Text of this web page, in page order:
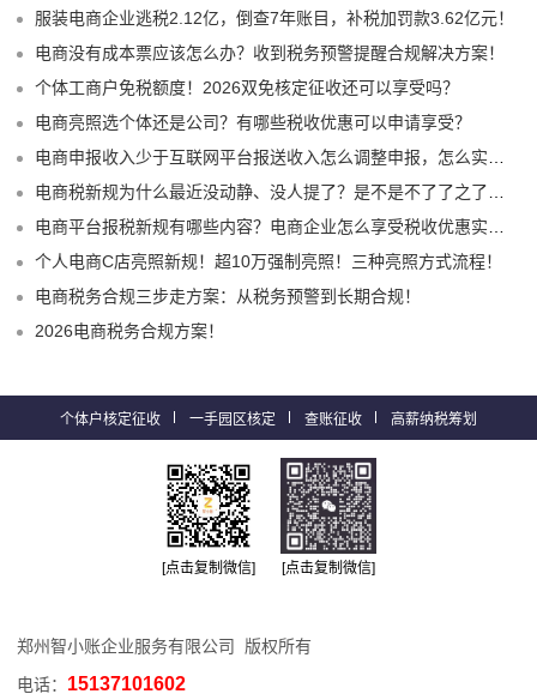
服装电商企业逃税2.12亿，倒查7年账目，补税加罚款3.62亿元！
电商没有成本票应该怎么办？收到税务预警提醒合规解决方案！
个体工商户免税额度！2026双免核定征收还可以享受吗？
电商亮照选个体还是公司？有哪些税收优惠可以申请享受？
电商申报收入少于互联网平台报送收入怎么调整申报，怎么实现合规申报享受税收优惠！
电商税新规为什么最近没动静、没人提了？是不是不了了之了嘛？
电商平台报税新规有哪些内容？电商企业怎么享受税收优惠实现税务合规？
个人电商C店亮照新规！超10万强制亮照！三种亮照方式流程！
电商税务合规三步走方案：从税务预警到长期合规！
2026电商税务合规方案！
个体户核定征收 一手园区核定 查账征收 高薪纳税筹划
[点击复制微信] [点击复制微信]
郑州智小账企业服务有限公司 版权所有
电话： 15137101602